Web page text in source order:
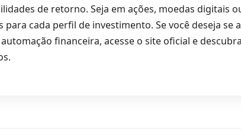
de retorno. Seja em ações, moedas digitais
cada perfil de investimento. Se você deseja se
financeira, acesse o site oficial e